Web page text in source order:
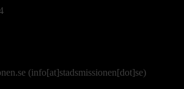
(info[at]stadsmissionen[dot]se)